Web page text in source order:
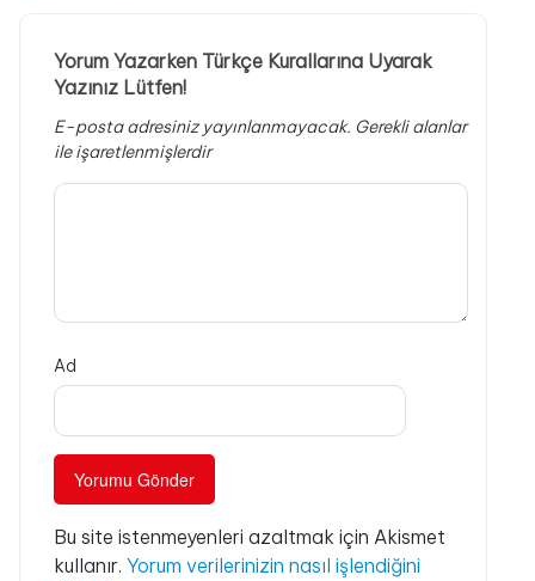
Yorum Yazarken Türkçe Kurallarına Uyarak
Yazınız Lütfen!
E-posta adresiniz yayınlanmayacak. Gerekli alanlar
ile işaretlenmişlerdir
Ad
Bu site istenmeyenleri azaltmak için Akismet
kullanır. Yorum verilerinizin nasıl işlendiğini